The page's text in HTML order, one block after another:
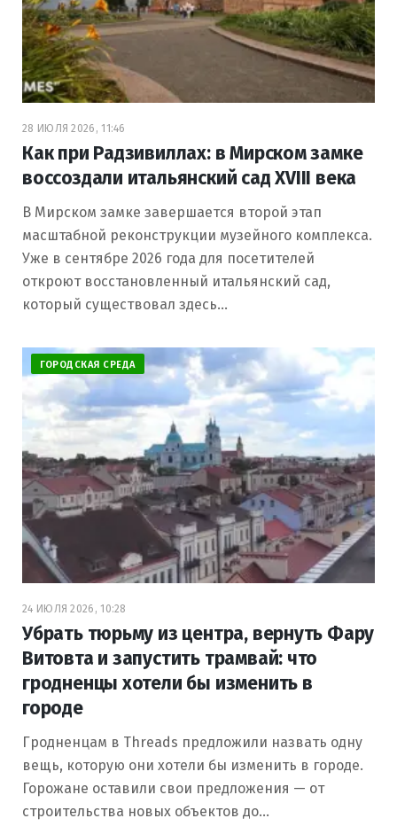
28 ИЮЛЯ 2026, 11:46
Как при Радзивиллах: в Мирском замке
воссоздали итальянский сад XVIII века
В Мирском замке завершается второй этап
масштабной реконструкции музейного комплекса.
Уже в сентябре 2026 года для посетителей
откроют восстановленный итальянский сад,
который существовал здесь…
ГОРОДСКАЯ СРЕДА
24 ИЮЛЯ 2026, 10:28
Убрать тюрьму из центра, вернуть Фару
Витовта и запустить трамвай: что
гродненцы хотели бы изменить в
городе
Гродненцам в Threads предложили назвать одну
вещь, которую они хотели бы изменить в городе.
Горожане оставили свои предложения — от
строительства новых объектов до…